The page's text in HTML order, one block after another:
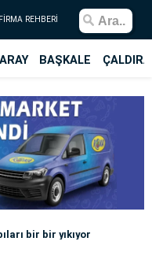
FİRMA REHBERİ
BAŞKALE
bir bir yıkıyor